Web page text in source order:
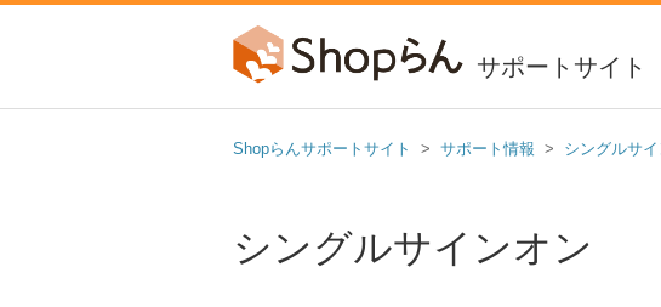
サポートサイト
Shopらんサポートサイト サポート情報 シングルサ
シングルサインオン